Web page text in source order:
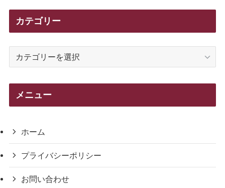
カテゴリー
メニュー
ホーム
プライバシーポリシー
お問い合わせ